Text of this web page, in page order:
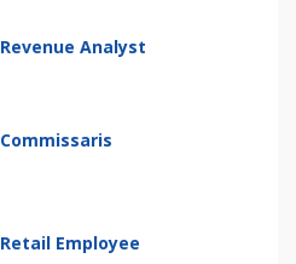
Revenue Analyst
Commissaris
Retail Employee